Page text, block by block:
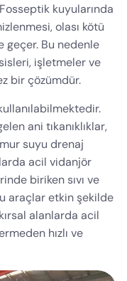
kuyularında
olası kötü
geçer. Bu nedenle
işletmeler ve
bir çözümdür.
ani tıkanıklıklar,
suyu drenaj
acil vidanjör
biriken sıvı ve
araçlar etkin şekilde
alanlarda acil
hızlı ve